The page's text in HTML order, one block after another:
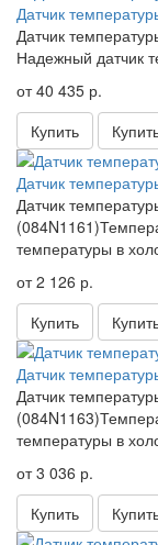
Датчик
Датчик
Надежный датчик
от 40 435 р.
Купить
Датчик
Датчик
температуры в
от 2 126 р.
Купить
Датчик
Датчик
температуры в
от 3 036 р.
Купить